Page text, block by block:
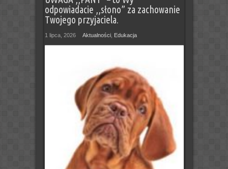
odpowiadacie ,,słono” za zachowanie
Twojego przyjaciela.
1 lipca, 2026 Aktualności, Edukacja